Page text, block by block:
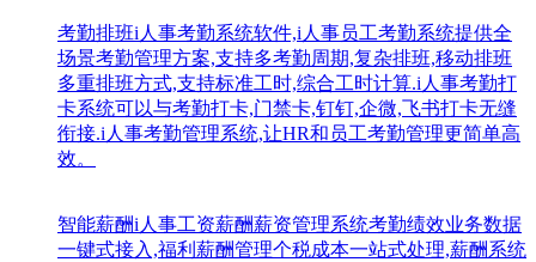
考勤排班i人事考勤系统软件,i人事员工考勤系统提供全
场景考勤管理方案,支持多考勤周期,复杂排班,移动排班
多重排班方式,支持标准工时,综合工时计算.i人事考勤打
卡系统可以与考勤打卡,门禁卡,钉钉,企微,飞书打卡无缝
衔接.i人事考勤管理系统,让HR和员工考勤管理更简单高
效。
智能薪酬i人事工资薪酬薪资管理系统考勤绩效业务数据
一键式接入,福利薪酬管理个税成本一站式处理,薪酬系统